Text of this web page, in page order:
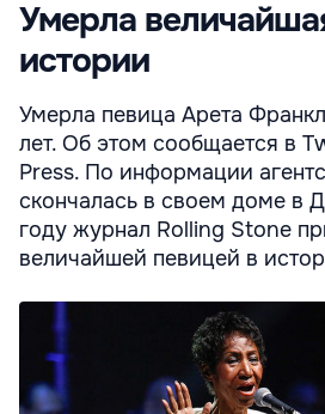
Умерла
истории
Умерла певица Арета
лет. Об этом сообщается в
Press. По информации
скончалась в своем доме в
году журнал Rolling Stone
величайшей певицей в